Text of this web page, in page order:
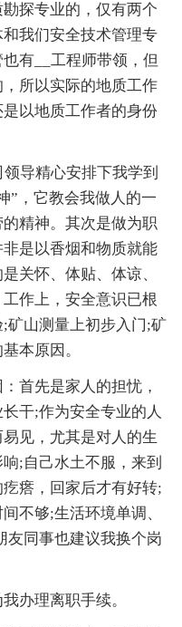
探专业的，仅有两个
我们安全技术管理专
有__工程师带领，但
所以实际的地质工作
以地质工作者的身份
导精心安排下我学到
”，它教会我做人的一
精神。其次是做为职
是以香烟和物质就能
关怀、体贴、体谅、
作上，安全意识已根
矿山测量上初步入门;矿
本原因。
首先是家人的担忧，
干;作为安全专业的人
见，尤其是对人的生
;自己水土不服，来到
瘩，回家后才有好转;
不够;生活环境单调、
友同事也建议我换个岗
办理离职手续。